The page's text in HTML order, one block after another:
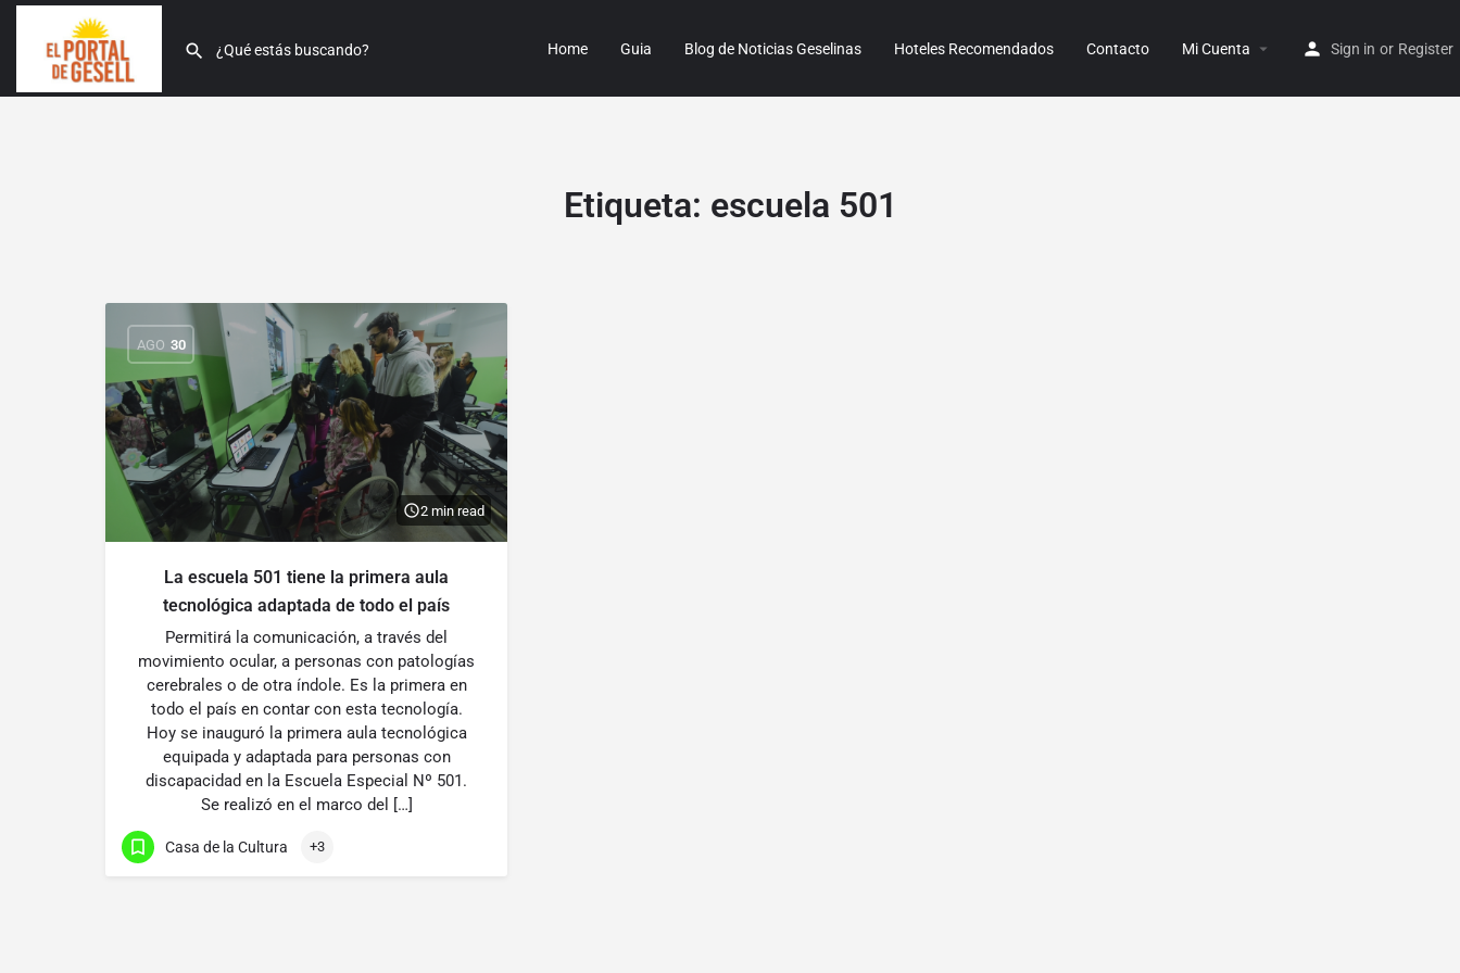
Home Guia Blog de Noticias Geselinas Hoteles Recomendados Contacto Mi Cuenta Sign in or Register
Etiqueta: escuela 501
AGO 30
2 min read
La escuela 501 tiene la primera aula
tecnológica adaptada de todo el país
Permitirá la comunicación, a través del
movimiento ocular, a personas con patologías
cerebrales o de otra índole. Es la primera en
todo el país en contar con esta tecnología.
Hoy se inauguró la primera aula tecnológica
equipada y adaptada para personas con
discapacidad en la Escuela Especial Nº 501.
Se realizó en el marco del […]
Casa de la Cultura +3